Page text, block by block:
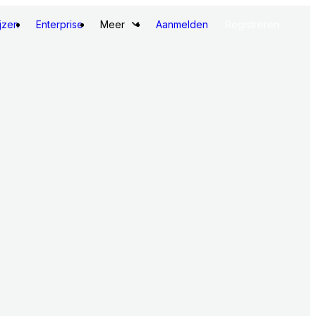
Enterprise Meer Aanmelden